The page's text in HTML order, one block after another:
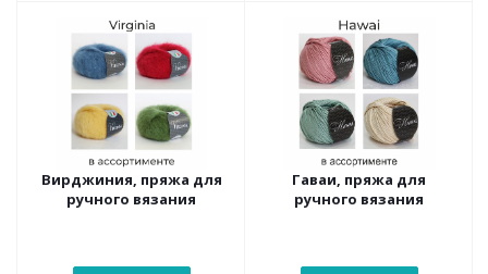
Вирджиния, пряжа для
ручного вязания
Гаваи, пряжа для
ручного вязания